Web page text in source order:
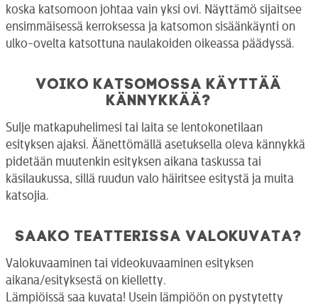
koska katsomoon johtaa vain yksi ovi. Näyttämö sijaitsee
ensimmäisessä kerroksessa ja katsomon sisäänkäynti on
ulko-ovelta katsottuna naulakoiden oikeassa päädyssä.
Voiko katsomossa käyttää
kännykkää?
Sulje matkapuhelimesi tai laita se lentokonetilaan
esityksen ajaksi. Äänettömällä asetuksella oleva kännykkä
pidetään muutenkin esityksen aikana taskussa tai
käsilaukussa, sillä ruudun valo häiritsee esitystä ja muita
katsojia.
Saako teatterissa valokuvata?
Valokuvaaminen tai videokuvaaminen esityksen
aikana/esityksestä on kielletty.
Lämpiöissä saa kuvata! Usein lämpiöön on pystytetty